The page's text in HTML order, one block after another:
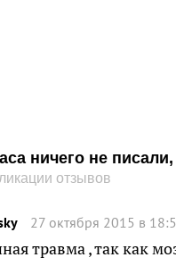
ничего не
отзывов
27 октября 2015 в
травма , так как